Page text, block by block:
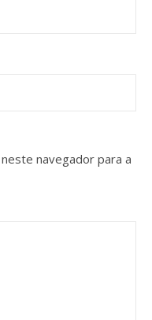
navegador para a